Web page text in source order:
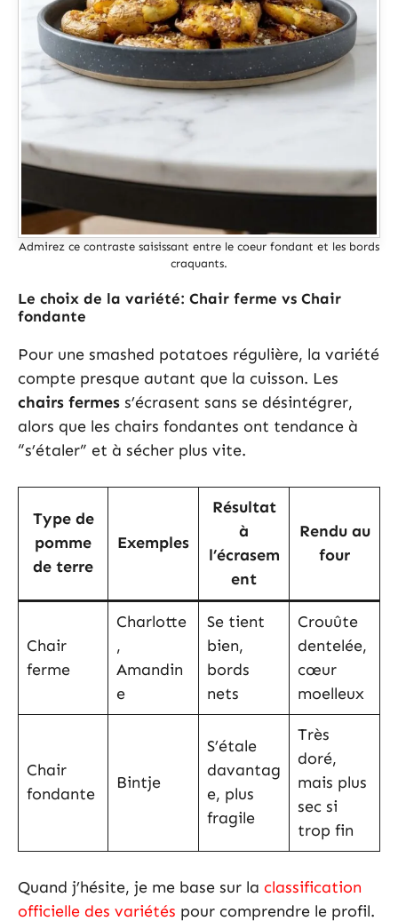
Admirez ce contraste saisissant entre le coeur fondant et les bords
craquants.
Le choix de la variété: Chair ferme vs Chair
fondante
Pour une smashed potatoes régulière, la variété
compte presque autant que la cuisson. Les
chairs fermes s’écrasent sans se désintégrer,
alors que les chairs fondantes ont tendance à
“s’étaler” et à sécher plus vite.
Type de
pomme
de terre
Exemples
Résultat
à
l’écrasem
ent
Rendu au
four
Chair
ferme
Charlotte
,
Amandin
e
Se tient
bien,
bords
nets
Crouûte
dentelée,
cœur
moelleux
Chair
fondante
Bintje
S’étale
davantag
e, plus
fragile
Très
doré,
mais plus
sec si
trop fin
Quand j’hésite, je me base sur la classification
officielle des variétés pour comprendre le profil.